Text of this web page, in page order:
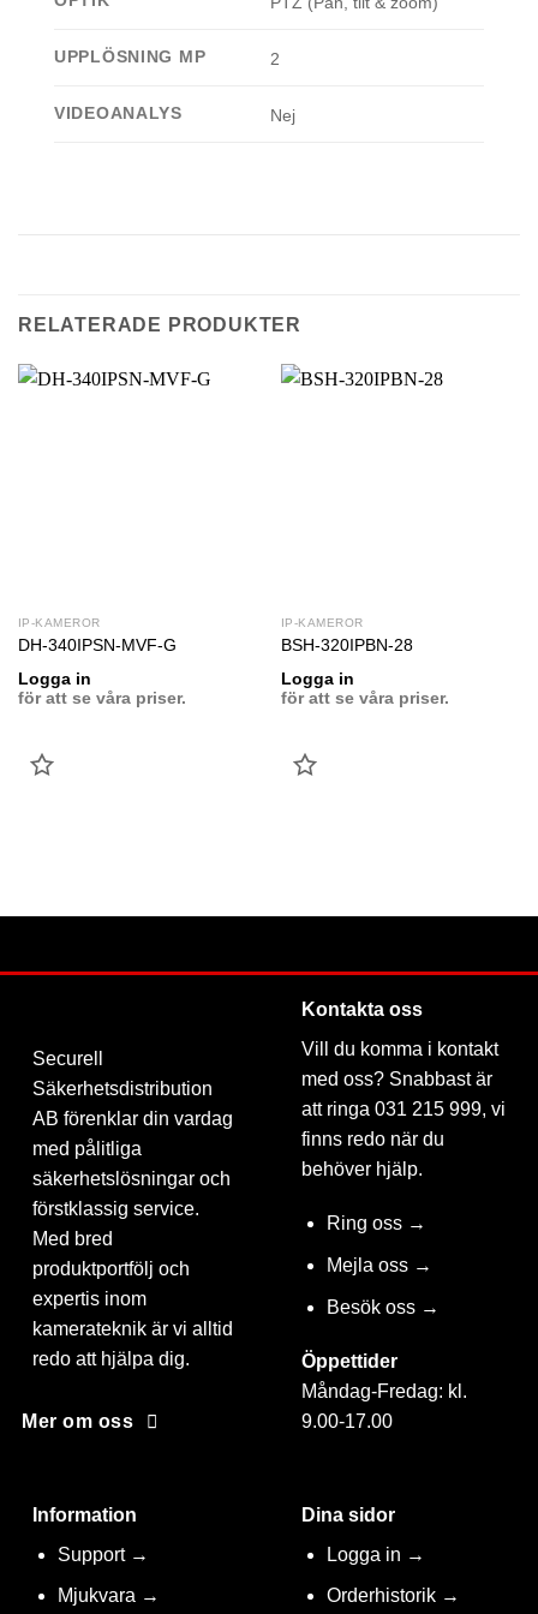
UPPLÖSNING MP 2
VIDEOANALYS Nej
RELATERADE PRODUKTER
IP-KAMEROR
DH-340IPSN-MVF-G
Logga in
för att se våra priser.
IP-KAMEROR
BSH-320IPBN-28
Logga in
för att se våra priser.
Securell
Säkerhetsdistribution
AB förenklar din vardag
med pålitliga
säkerhetslösningar och
förstklassig service.
Med bred
produktportfölj och
expertis inom
kamerateknik är vi alltid
redo att hjälpa dig.
Mer om oss
Kontakta oss
Vill du komma i kontakt
med oss? Snabbast är
att ringa 031 215 999, vi
finns redo när du
behöver hjälp.
Ring oss →
Mejla oss →
Besök oss →
Öppettider
Måndag-Fredag: kl.
9.00-17.00
Information
Support →
Mjukvara →
Dina sidor
Logga in →
Orderhistorik →